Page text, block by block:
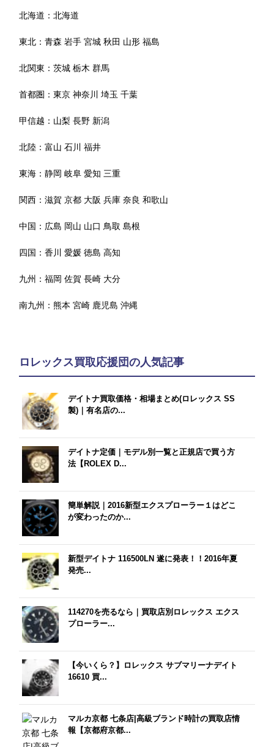
北海道：北海道
東北：青森 岩手 宮城 秋田 山形 福島
北関東：茨城 栃木 群馬
首都圏：東京 神奈川 埼玉 千葉
甲信越： 山梨 長野 新潟
北陸：富山 石川 福井
東海：静岡 岐阜 愛知 三重
関西：滋賀 京都 大阪 兵庫 奈良 和歌山
中国： 広島 岡山 山口 鳥取 島根
四国：香川 愛媛 徳島 高知
九州：福岡 佐賀 長崎 大分
南九州：熊本 宮崎 鹿児島 沖縄
ロレックス買取応援団の人気記事
デイトナ買取価格・相場まとめ(ロレックス SS
製)｜有名店の...
デイトナ定価｜モデル別一覧と正規店で買う方
法【ROLEX D...
簡単解説｜2016新型エクスプローラー１はどこ
が変わったのか...
新型デイトナ 116500LN 遂に発表！！2016年夏
発売...
114270を売るなら｜買取店別ロレックス エクス
プローラー...
【今いくら？】ロレックス サブマリーナデイト
16610 買...
マルカ京都 七条店|高級ブランド時計の買取店情
報【京都府京都...